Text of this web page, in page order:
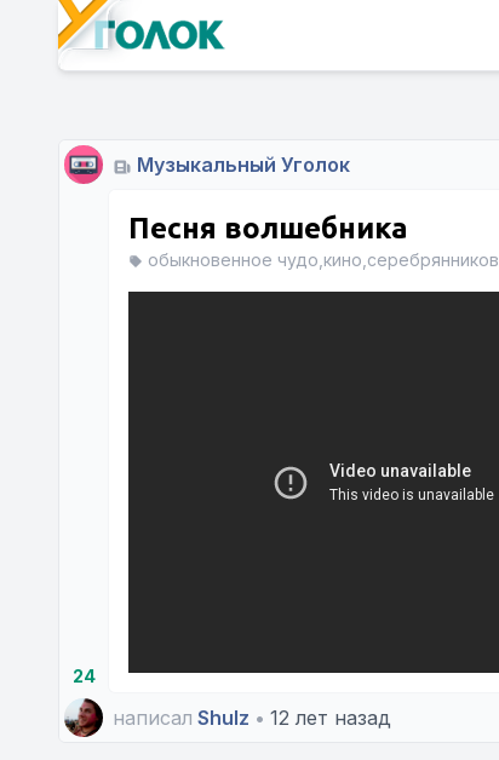
Музыкальный Уголок
24
Песня волшебника
обыкновенное чудо,кино,серебрянников
написал Shulz • 12 лет назад